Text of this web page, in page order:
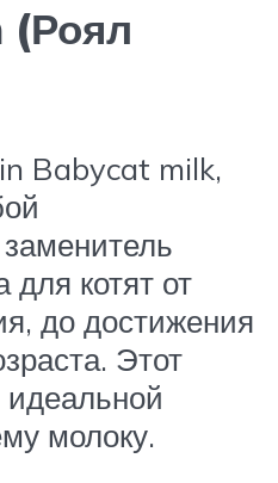
(Роял
Babycat milk,
для котят от
до достижения
Этот
идеальной
молоку.